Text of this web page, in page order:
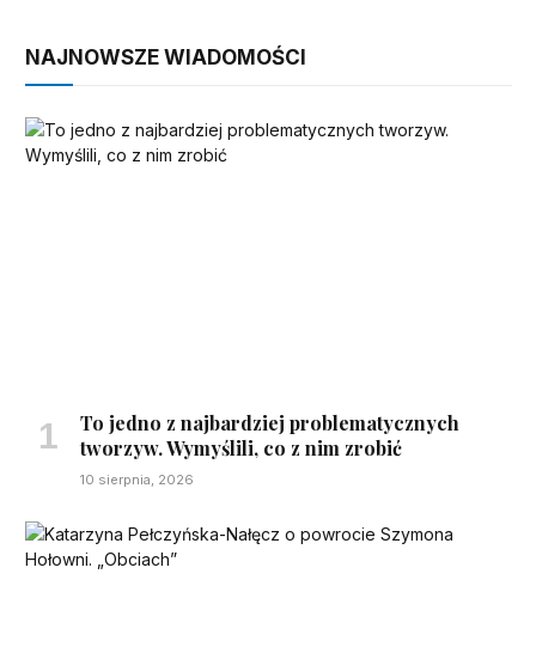
NAJNOWSZE WIADOMOŚCI
To jedno z najbardziej problematycznych
tworzyw. Wymyślili, co z nim zrobić
10 sierpnia, 2026